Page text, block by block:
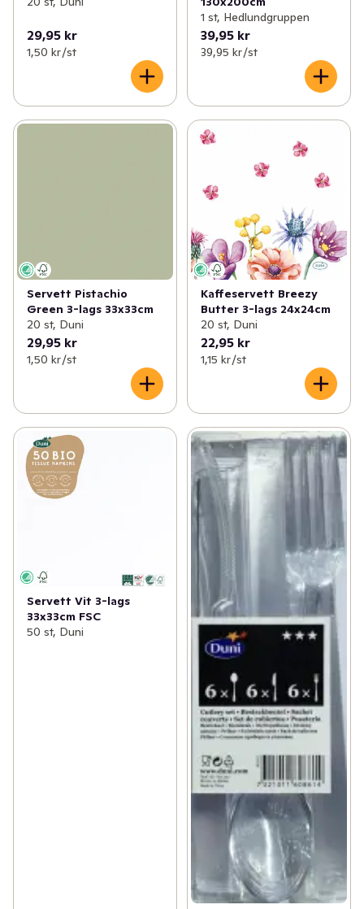
29,95 kr
1,50 kr /st
1 st, Hedlundgruppen
39,95 kr
39,95 kr /st
Servett Pistachio
Green 3-lags 33x33cm
20 st, Duni
29,95 kr
1,50 kr /st
Kaffeservett Breezy
Butter 3-lags 24x24cm
20 st, Duni
22,95 kr
1,15 kr /st
Servett Vit 3-lags
33x33cm FSC
50 st, Duni